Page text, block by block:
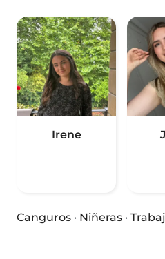
Irene
Canguros · Niñeras ·